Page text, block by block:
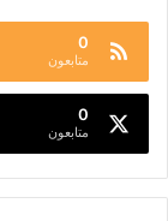
0
متابعون
0
متابعون